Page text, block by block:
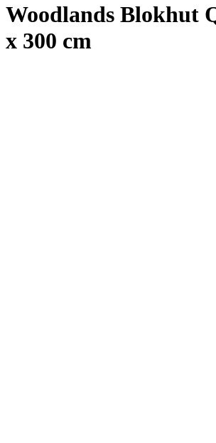
Woodlands Blokhut
x 300 cm